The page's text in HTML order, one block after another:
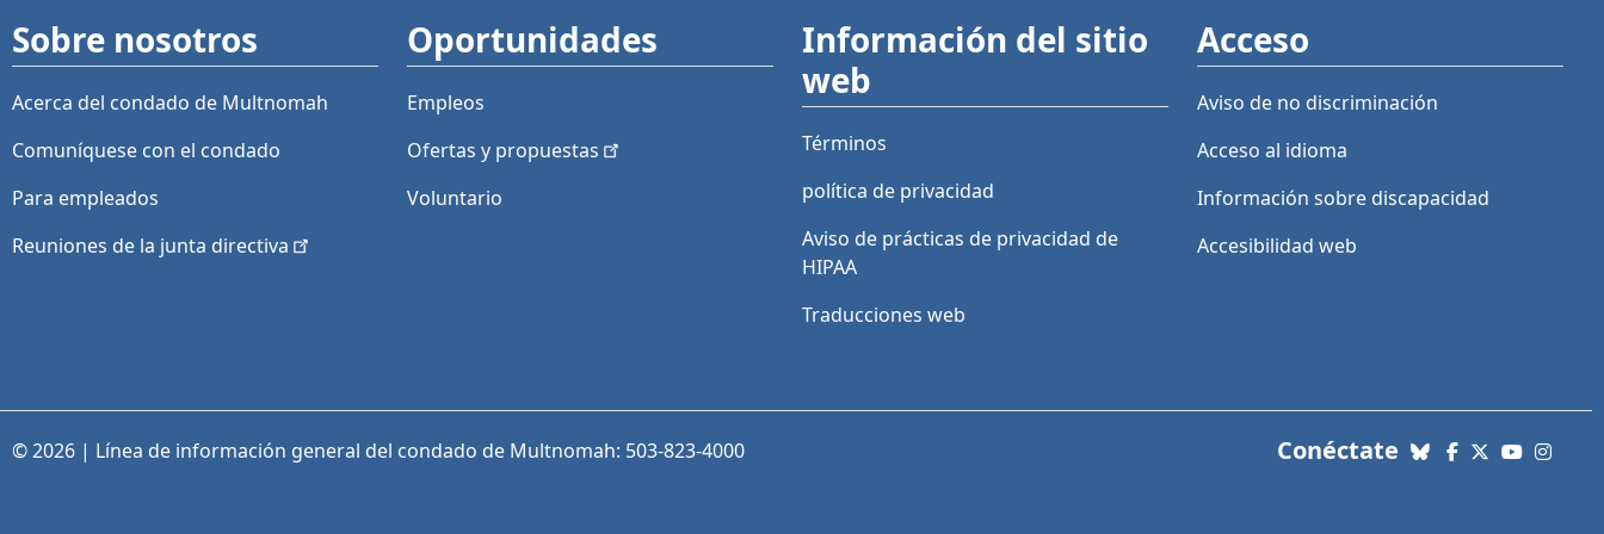
Sobre nosotros
Acerca del condado de Multnomah
Comuníquese con el condado
Para empleados
Reuniones de la junta directiva
Oportunidades
Empleos
Ofertas y propuestas
Voluntario
Información del sitio
web
Términos
política de privacidad
Aviso de prácticas de privacidad de
HIPAA
Traducciones web
Acceso
Aviso de no discriminación
Acceso al idioma
Información sobre discapacidad
Accesibilidad web
© 2026 | Línea de información general del condado de Multnomah: 503-823-4000 Conéctatecon nosotros.
Bluesky
Facebook
X (Twitter)
YouTube